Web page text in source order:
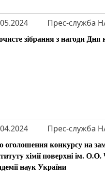
Прес-служба
зібрання з нагоди Дня
Прес-служба
оголошення конкурсу на
хімії поверхні ім.
наук України